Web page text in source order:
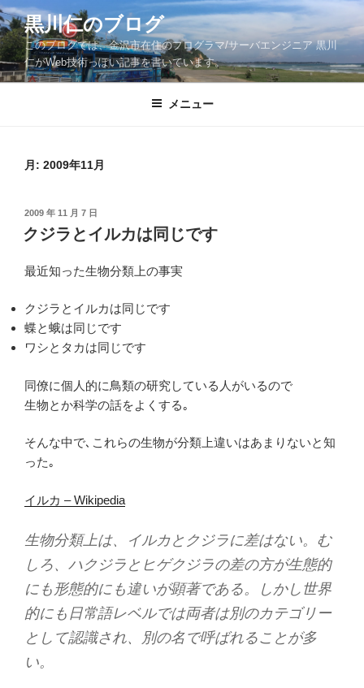
コ
ン
テ
ン
ツ
黒川仁のブログ
このブログでは、金沢市在住のプログラマ/サーバエンジニア 黒川
仁がWeb技術っぽい記事を書いています。
メニュー
月: 2009年11月
投
稿
日:
2009 年 11 月 7 日
クジラとイルカは同じです
最近知った生物分類上の事実
クジラとイルカは同じです
蝶と蛾は同じです
ワシとタカは同じです
同僚に個人的に鳥類の研究している人がいるので
生物とか科学の話をよくする｡
そんな中で､これらの生物が分類上違いはあまりないと知
った｡
イルカ – Wikipedia
生物分類上は、イルカとクジラに差はない。む
しろ、ハクジラとヒゲクジラの差の方が生態的
にも形態的にも違いが顕著である。しかし世界
的にも日常語レベルでは両者は別のカテゴリー
として認識され、別の名で呼ばれることが多
い。